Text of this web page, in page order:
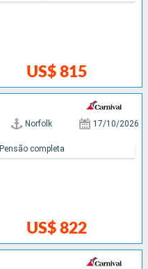
US$ 815
Norfolk 17/10/2026
US$ 822
Pensão completa